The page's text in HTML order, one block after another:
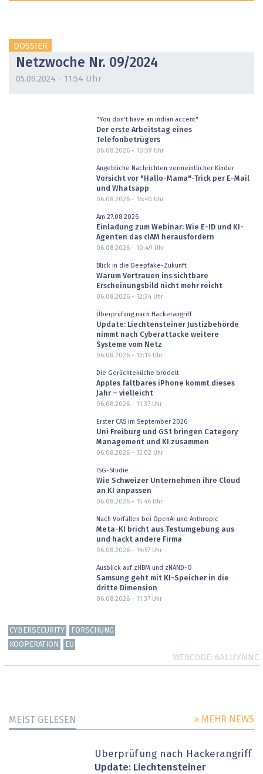
DOSSIER
Netzwoche Nr. 09/2024
05.09.2024 - 11:54 Uhr
"You don't have an indian accent"
Der erste Arbeitstag eines
Telefonbetrügers
06.08.2026 - 10:59 Uhr
Angebliche Nachrichten vermeintlicher Kinder
Vorsicht vor "Hallo-Mama"-Trick per E-Mail
und Whatsapp
06.08.2026 - 16:40 Uhr
Am 27.08.2026
Einladung zum Webinar: Wie E-ID und KI-
Agenten das cIAM herausfordern
06.08.2026 - 10:49 Uhr
Blick in die Deepfake-Zukunft
Warum Vertrauen ins sichtbare
Erscheinungsbild nicht mehr reicht
06.08.2026 - 12:24Uhr
Überprüfung nach Hackerangriff
Update: Liechtensteiner Justizbehörde
nimmt nach Cyberattacke weitere
Systeme vom Netz
06.08.2026 - 12:14Uhr
Die Gerüchteküche brodelt
Apples faltbares iPhone kommt dieses
Jahr – vielleicht
06.08.2026 - 11:37Uhr
Erster CAS im September 2026
Uni Freiburg und GS1 bringen Category
Management und KI zusammen
06.08.2026 - 15:02 Uhr
ISG-Studie
Wie Schweizer Unternehmen ihre Cloud
an KI anpassen
06.08.2026 - 15:46Uhr
Nach Vorfällen bei OpenAI und Anthropic
Meta-KI bricht aus Testumgebung aus
und hackt andere Firma
06.08.2026 - 14:57Uhr
Ausblick auf zHBM und zNAND-O
Samsung geht mit KI-Speicher in die
dritte Dimension
06.08.2026 - 11:37Uhr
CYBERSECURITY
FORSCHUNG
KOOPERATION
EU
WEBCODE 6ALUYNNC
MEIST GELESEN » MEHR NEWS
Überprüfung nach Hackerangriff
Update: Liechtensteiner